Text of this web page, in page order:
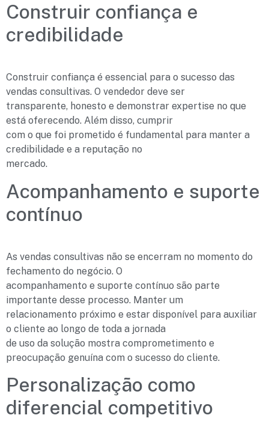
Construir confiança e
credibilidade
Construir confiança é essencial para o sucesso das
vendas consultivas. O vendedor deve ser
transparente, honesto e demonstrar expertise no que
está oferecendo. Além disso, cumprir
com o que foi prometido é fundamental para manter a
credibilidade e a reputação no
mercado.
Acompanhamento e suporte
contínuo
As vendas consultivas não se encerram no momento do
fechamento do negócio. O
acompanhamento e suporte contínuo são parte
importante desse processo. Manter um
relacionamento próximo e estar disponível para auxiliar
o cliente ao longo de toda a jornada
de uso da solução mostra comprometimento e
preocupação genuína com o sucesso do cliente.
Personalização como
diferencial competitivo